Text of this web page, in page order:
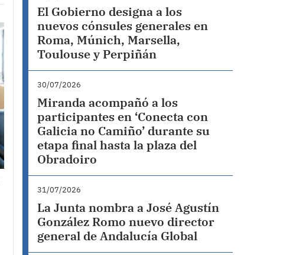
El Gobierno designa a los
nuevos cónsules generales en
Roma, Múnich, Marsella,
Toulouse y Perpiñán
30/07/2026
Miranda acompañó a los
participantes en ‘Conecta con
Galicia no Camiño’ durante su
etapa final hasta la plaza del
Obradoiro
31/07/2026
La Junta nombra a José Agustín
González Romo nuevo director
general de Andalucía Global